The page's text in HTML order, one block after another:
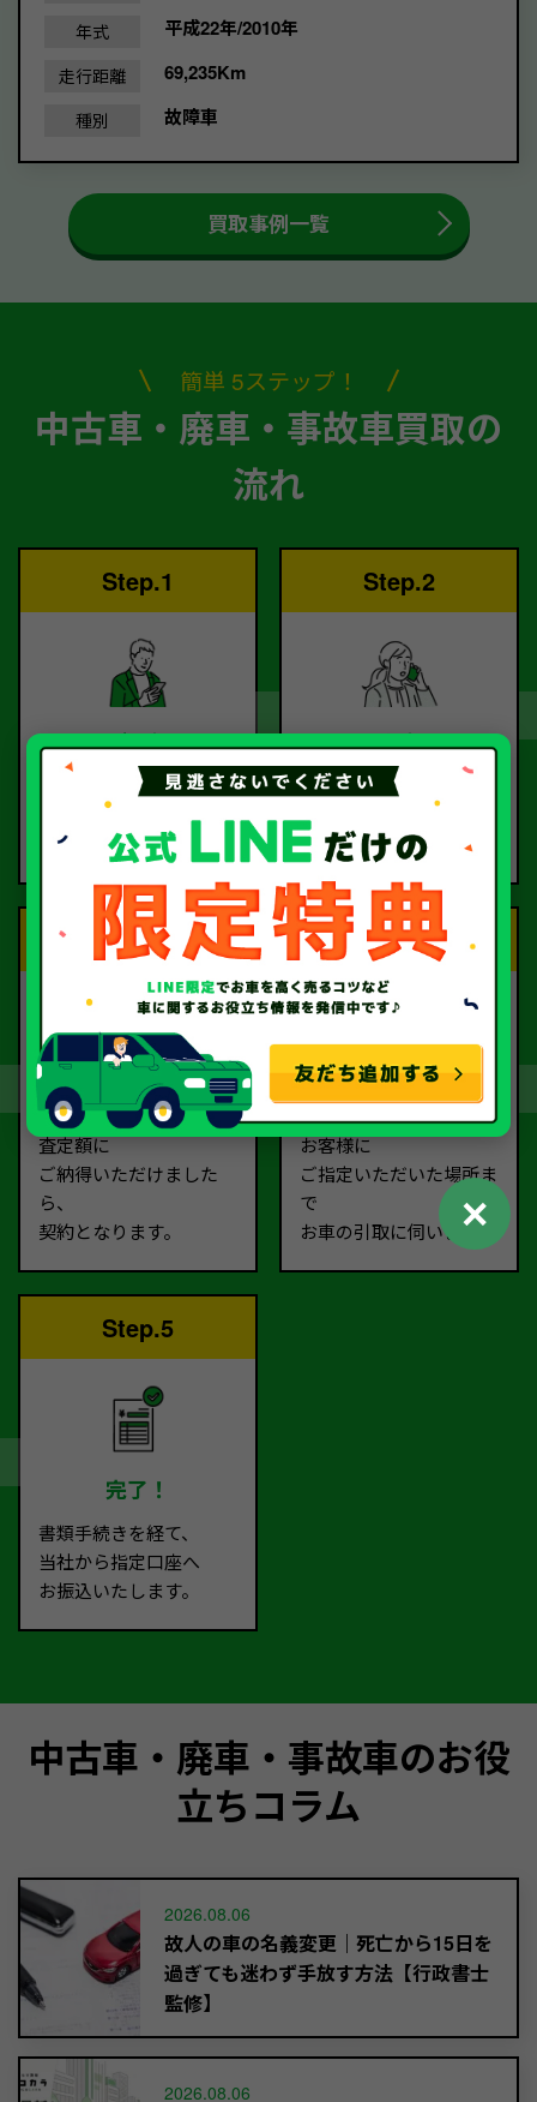
年式 平成22年/2010年
走行距離 69,235Km
種別 故障車
買取事例一覧
簡単 5ステップ！
中古車・廃車・事故車買取の
流れ
Step.1
ご依頼
お電話または査定フォー
ご依頼ください。
Step.2
査定
査定のプロが
お電話で回答いたしま
す。
Step.3
契約
査定額に
ご納得いただけました
ら、
契約となります。
Step.4
お引取り
お客様に
ご指定いただいた場所ま
で
お車の引取に伺います。
Step.5
完了！
書類手続きを経て、
当社から指定口座へ
お振込いたします。
中古車・廃車・事故車のお役
立ちコラム
2026.08.06
故人の車の名義変更｜死亡から15日を
過ぎても迷わず手放す方法【行政書士
監修】
2026.08.06
✕